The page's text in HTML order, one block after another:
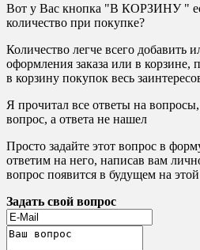
Вот у Вас кнопка "В КОРЗИНУ "
количество при покупке?
Количество легче всего добавить
оформления заказа или в корзине,
в корзину покупок весь
Я прочитал все ответы на
вопрос, а ответа не нашел
Просто задайте этот вопрос в
ответим на него, написав вам
вопрос появится в будущем на
Задать свой вопрос